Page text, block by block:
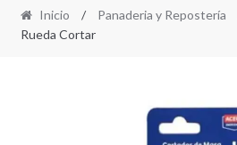
Inicio / Panaderia y Repostería
Rueda Cortar